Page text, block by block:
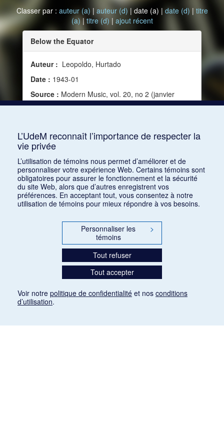
Classer par : auteur (a) | auteur (d) | date (a) | date (d) | titre
(a)| titre (d) | ajout récent
Below the Equator
Auteur : Leopoldo, Hurtado
Date : 1943-01
Source : Modern Music, vol. 20, no 2 (janvier
1943)
L’UdeM reconnaît l’importance de respecter la
vie privée
L’utilisation de témoins nous permet d’améliorer et de
personnaliser votre expérience Web. Certains témoins sont
obligatoires pour assurer le fonctionnement et la sécurité
du site Web, alors que d’autres enregistrent vos
préférences. En acceptant tout, vous consentez à notre
utilisation de témoins pour mieux répondre à vos besoins.
Personnaliser les
témoins
>
Tout refuser
Tout accepter
Voir notre politique de confidentialité et nos conditions
d’utilisation.